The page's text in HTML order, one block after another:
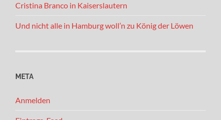
Cristina Branco in Kaiserslautern
Und nicht alle in Hamburg woll’n zu König der Löwen
META
Anmelden